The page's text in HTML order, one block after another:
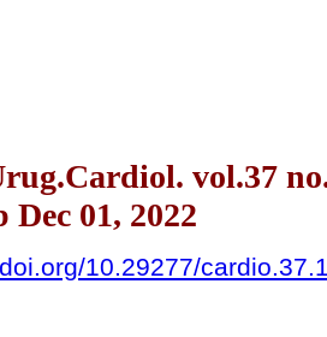
vol.37
Dec 01, 2022
10.29277/